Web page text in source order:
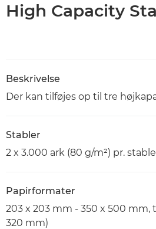
High Capacity
Beskrivelse
Der kan tilføjes op til tre
Stabler
2 x 3.000 ark (80 g/m²) pr.
Papirformater
203 x 203 mm - 350 x 500 mm,
320 mm)